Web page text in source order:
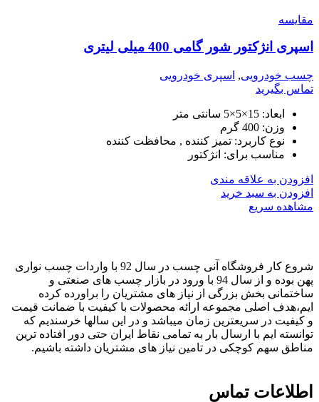
مقایسه
اسپری انژکتور شور گامی 400 میلی لیتری
چسب خودرویی, اسپری خودرویی
تماس بگیرید
ابعاد: 15×5×5 سانتی متر
وزن: 400 گرم
نوع کاربرد: تمیز کننده , محافظت کننده
مناسب برای: انژکتور
افزودن به علاقه مندی
افزودن به سبد خرید
مشاهده سریع
شروع کار فروشگاه آنی چسب در سال 92 با واردات چسب نواری
پهن بوده و از سال 94 با ورود در بازار چسب های صنعتی و
ساختمانی بخش بزرگی از نیاز های مشتریان را براورده کرده
ایم،هدف اصلی مجموعه ارائه محصولات با کیفیت با ضمانت قیمت
و کیفیت در سریعترین زمان میباشد و در این سالها خرسندیم که
توانسته ایم با ارسال بار به تمامی نقاط ایران حتی دور افتاده ترین
مناطق سهم کوچکی در تامین نیاز های مشتریان داشته باشیم.
اطلاعات تماس